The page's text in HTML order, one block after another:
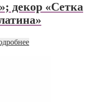
декор «Сетка